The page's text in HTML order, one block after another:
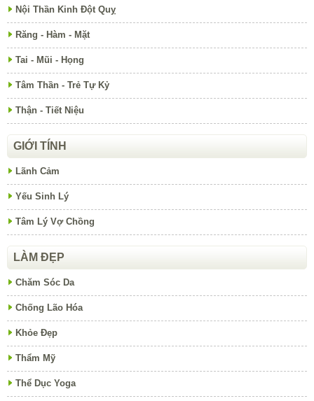
Nội Thần Kinh Đột Quỵ
Răng - Hàm - Mặt
Tai - Mũi - Họng
Tâm Thần - Trẻ Tự Kỷ
Thận - Tiết Niệu
GIỚI TÍNH
Lãnh Cảm
Yếu Sinh Lý
Tâm Lý Vợ Chồng
LÀM ĐẸP
Chăm Sóc Da
Chống Lão Hóa
Khỏe Đẹp
Thẩm Mỹ
Thể Dục Yoga